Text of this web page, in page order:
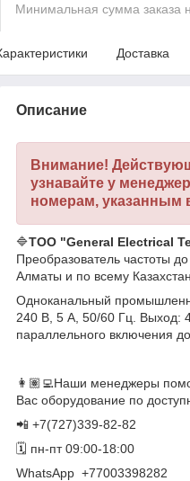
Минимальная сумма заказа
Доставка
Описание
Внимание!
узнавайте у
номерам, указанным
🔷ТОО "General Electrical
Преобразователь частоты
Алматы и по всему
Одноканальный
240 В, 5 А, 50/60 Гц. Выход:
параллельного включения
👩🏽‍💻Наши менеджеры
Вас оборудование по
📲 +7(727)339-82-82
🗓 пн-пт 09:00-18:00
WhatsApp ​ +77003398282